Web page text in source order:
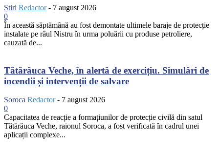
Știri Redactor - 7 august 2026
0
În această săptămână au fost demontate ultimele baraje de protecție
instalate pe râul Nistru în urma poluării cu produse petroliere,
cauzată de...
Tătărăuca Veche, în alertă de exercițiu. Simulări de
incendii și intervenții de salvare
Soroca Redactor - 7 august 2026
0
Capacitatea de reacție a formațiunilor de protecție civilă din satul
Tătărăuca Veche, raionul Soroca, a fost verificată în cadrul unei
aplicații complexe...